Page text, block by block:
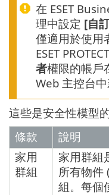
在 ESET
理中設定 [自
僅適用於使用
ESET
者權限的帳戶
Web 主控台中
這些是安全性模型
條款
說明
家用
群組
家用群組
所有物件
組。每個